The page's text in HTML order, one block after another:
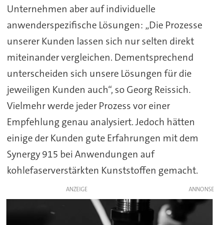
Unternehmen aber auf individuelle
anwenderspezifische Lösungen: „Die Prozesse
unserer Kunden lassen sich nur selten direkt
miteinander vergleichen. Dementsprechend
unterscheiden sich unsere Lösungen für die
jeweiligen Kunden auch“, so Georg Reissich.
Vielmehr werde jeder Prozess vor einer
Empfehlung genau analysiert. Jedoch hätten
einige der Kunden gute Erfahrungen mit dem
Synergy 915 bei Anwendungen auf
kohlefaserverstärkten Kunststoffen gemacht.
ANZEIGE